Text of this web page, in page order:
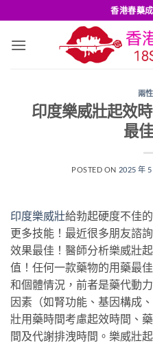
to
content
香港春藥
兩
印度樂威壯起效
最
POSTED ON 2025 年
印度樂威壯給勃起硬度不佳
更多技能！最近很多朋友諮
效果最佳！醫師分析樂威壯
值！任何一款藥物的用藥最
和個體情況，前者是藥代動
因素（如腎功能、基因構成
壯用藥時間考慮起效時間、
間及代謝排洩時間。樂威壯